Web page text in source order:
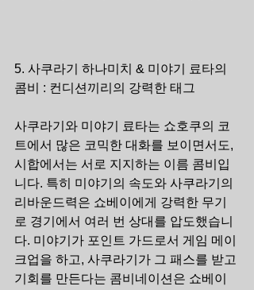
5. 사쿠라기 하나미치 & 미야기 료타의
콤비 : 컨디션끼리의 강력한 태그
사쿠라기와 미야기 료타는 쇼호쿠의 코
트에서 많은 코믹한 대화를 보이면서도,
시합에서는 서로 지지하는 이름 콤비입
니다. 특히 미야기의 속도와 사쿠라기의
리바운드력은 쇼베이에게 강력한 무기
로 경기에서 여러 번 상대를 압도했습니
다. 미야기가 포인트 가드로서 게임 메이
크업을 하고, 사쿠라기가 그 패스를 받고
기회를 만든다는 콤비네이션은 쇼베이